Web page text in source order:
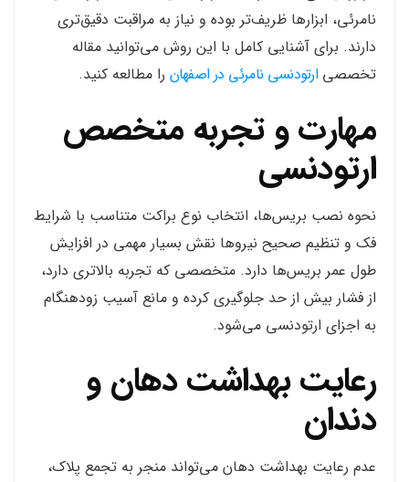
نامرئی، ابزارها ظریف‌تر بوده و نیاز به مراقبت دقیق‌تری
دارند. برای آشنایی کامل با این روش می‌توانید مقاله
تخصصیارتودنسی نامرئی در اصفهان را مطالعه کنید.
مهارت و تجربه متخصص
ارتودنسی
نحوه نصب بریس‌ها، انتخاب نوع براکت متناسب با شرایط
فک و تنظیم صحیح نیروها نقش بسیار مهمی در افزایش
طول عمر بریس‌ها دارد. متخصصی که تجربه بالاتری دارد،
از فشار بیش از حد جلوگیری کرده و مانع آسیب زودهنگام
به اجزای ارتودنسی می‌شود.
رعایت بهداشت دهان و
دندان
عدم رعایت بهداشت دهان می‌تواند منجر به تجمع پلاک،